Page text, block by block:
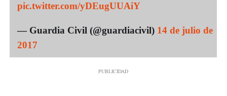
pic.twitter.com/yDEugUUAiY
— Guardia Civil (@guardiacivil) 14 de julio de
2017